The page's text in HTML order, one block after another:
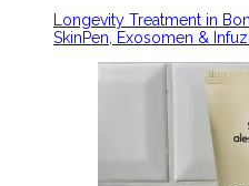
Longevity Treatment in
SkinPen, Exosomen &